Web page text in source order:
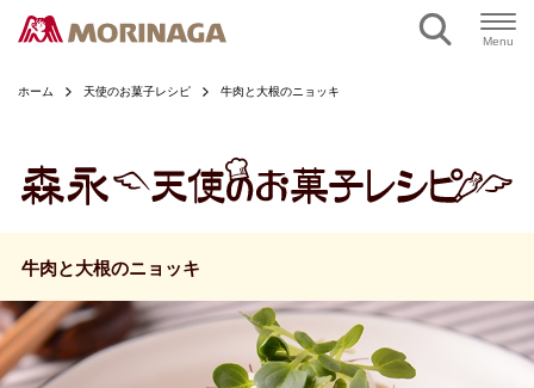
Menu
ホーム 天使のお菓子レシピ 牛肉と大根のニョッキ
牛肉と大根のニョッキ